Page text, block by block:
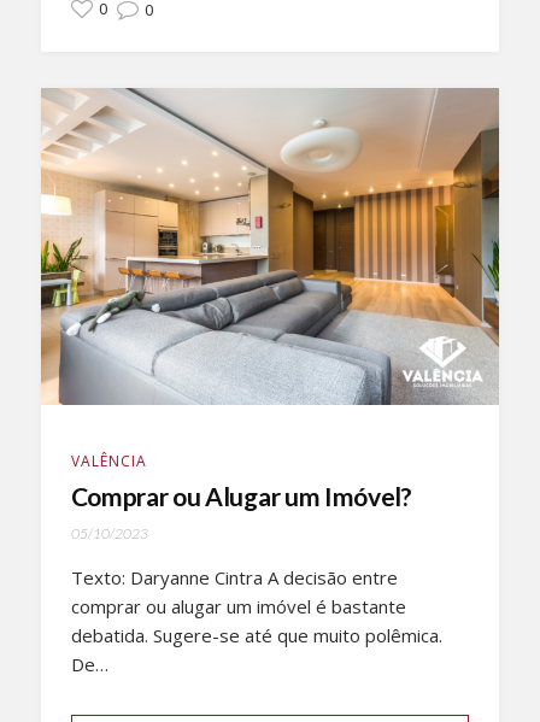
0 0
VALÊNCIA
Comprar ou Alugar um Imóvel?
05/10/2023
Texto: Daryanne Cintra A decisão entre
comprar ou alugar um imóvel é bastante
debatida. Sugere-se até que muito polêmica.
De…